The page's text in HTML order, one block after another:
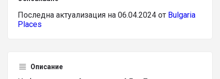
Последна актуализация на 06.04.2024 от Bulgaria
Places
Описание